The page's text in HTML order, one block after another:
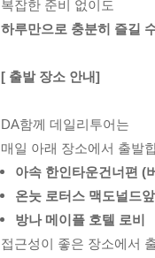
복잡한 준비 없이도
하루만으로 충분히 즐길
[ 출발 장소 안내]
DA함께 데일리투어는
매일 아래 장소에서 출발
아속 한인타운건너편 (
온눗 로터스 맥도널드앞
방나 메이플 호텔 로비
접근성이 좋은 장소에서